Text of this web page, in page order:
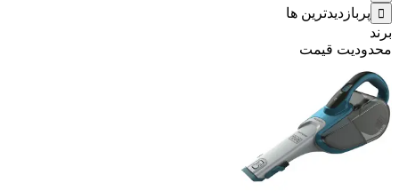
پربازدیدترین ها
برند
محدودیت قیمت